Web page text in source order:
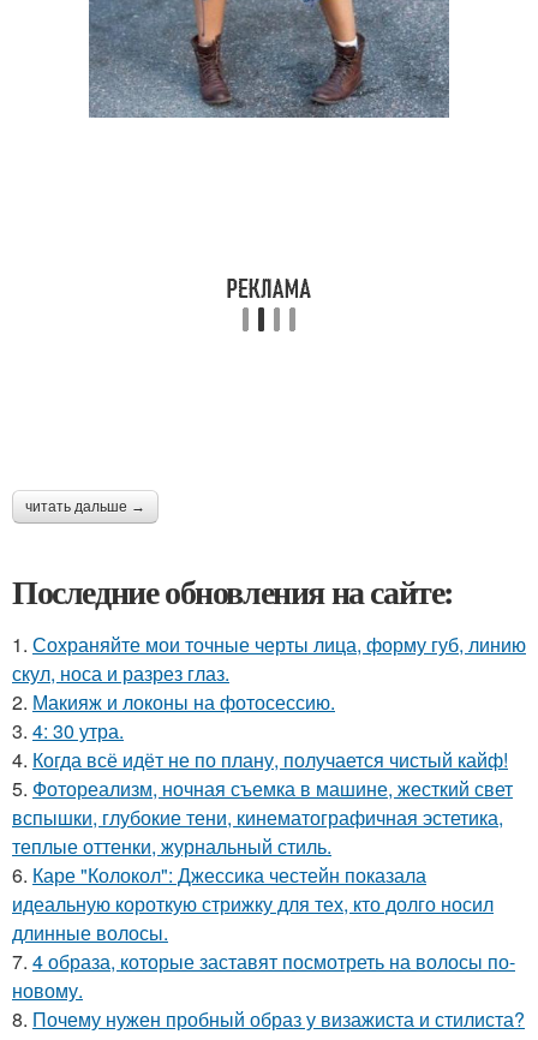
читать дальше →
Последние обновления на сайте:
1. Сохраняйте мои точные черты лица, форму губ, линию
скул, носа и разрез глаз.
2. Макияж и локоны на фотосессию.
3. 4: 30 утра.
4. Когда всё идёт не по плану, получается чистый кайф!
5. Фотореализм, ночная съемка в машине, жесткий свет
вспышки, глубокие тени, кинематографичная эстетика,
теплые оттенки, журнальный стиль.
6. Каре "Колокол": Джессика честейн показала
идеальную короткую стрижку для тех, кто долго носил
длинные волосы.
7. 4 образа, которые заставят посмотреть на волосы по-
новому.
8. Почему нужен пробный образ у визажиста и стилиста?